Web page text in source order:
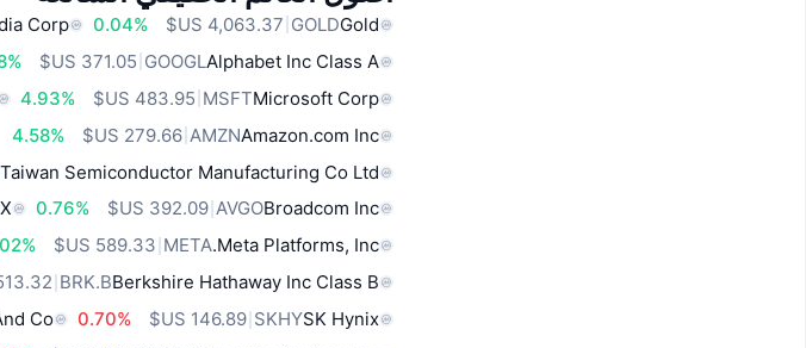
Gold
GOLD
0.04%
Corp
Alphabet Inc Class A
GOOGL
Microsoft Corp
MSFT
4.93%
Amazon.com Inc
AMZN
‏279.66 US$
4.58%
Taiwan Semiconductor Manufacturing Co Ltd
Broadcom Inc
AVGO
‏392.09 US$
0.76%
Meta Platforms, Inc.
META
Berkshire Hathaway Inc Class B
BRK.B
SK Hynix
SKHY
‏146.89 US$
0.70%
Co